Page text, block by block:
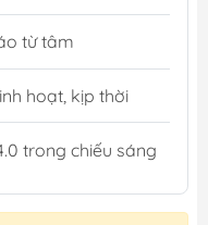
từ tâm
hoạt, kịp thời
trong chiếu sáng